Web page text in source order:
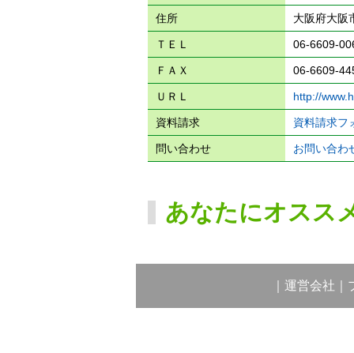
住所 大阪府大阪
ＴＥＬ 06-6609-
ＦＡＸ 06-6609-
ＵＲＬ http://
資料請求 資料請求フ
問い合わせ お問い合わ
あなたにオスス
運営会社